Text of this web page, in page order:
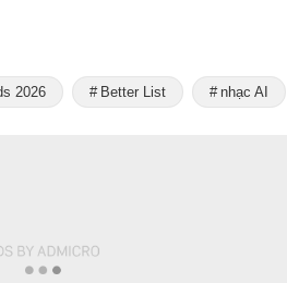
2026 Better List nhạc AI